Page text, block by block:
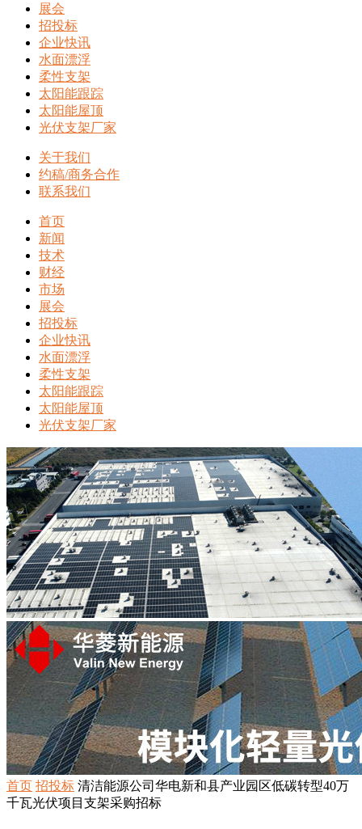
展会
招投标
企业快讯
水面漂浮
柔性支架
太阳能跟踪
太阳能屋顶
光伏支架厂家
关于我们
约稿/商务合作
联系我们
首页
新闻
技术
财经
市场
展会
招投标
企业快讯
水面漂浮
柔性支架
太阳能跟踪
太阳能屋顶
光伏支架厂家
首页 招投标 清洁能源公司华电新和县产业园区低碳转型40万
千瓦光伏项目支架采购招标